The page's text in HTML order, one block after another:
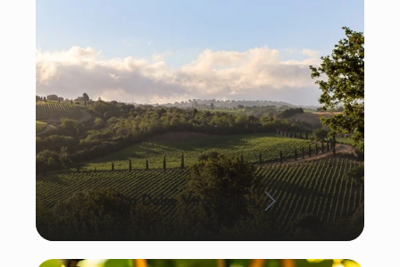
La Dolce Vita: Italien